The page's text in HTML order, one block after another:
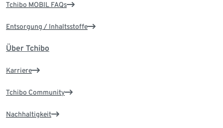
Tchibo MOBIL FAQs
Entsorgung / Inhaltsstoffe
Über Tchibo
Karriere
Tchibo Community
Nachhaltigkeit